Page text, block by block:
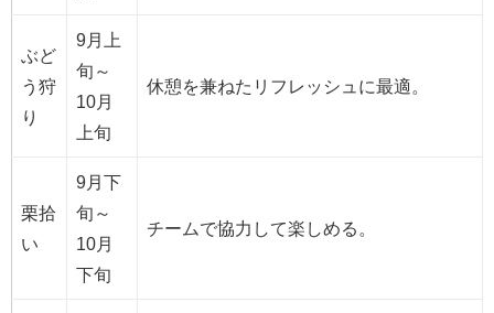
ぶど
う狩
り
9月上
旬～
10月
上旬
休憩を兼ねたリフレッシュに最適。
栗拾
い
9月下
旬～
10月
下旬
チームで協力して楽しめる。